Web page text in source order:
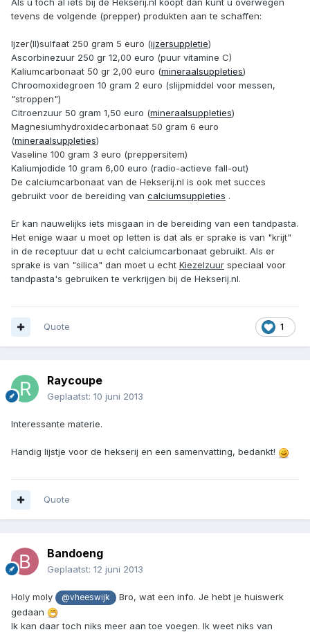
Als u toch al iets bij de Hekserij.nl koopt dan kunt u overwegen
tevens de volgende (prepper) produkten aan te schaffen:
Ijzer(II)sulfaat 250 gram 5 euro (ijzersuppletie)
Ascorbinezuur 250 gr 12,00 euro (puur vitamine C)
Kaliumcarbonaat 50 gr 2,00 euro (mineraalsuppleties)
Chroomoxidegroen 10 gram 2 euro (slijpmiddel voor messen,
"stroppen")
Citroenzuur 50 gram 1,50 euro (mineraalsuppleties)
Magnesiumhydroxidecarbonaat 50 gram 6 euro
(mineraalsuppleties)
Vaseline 100 gram 3 euro (preppersitem)
Kaliumjodide 10 gram 6,00 euro (radio-actieve fall-out)
De calciumcarbonaat van de Hekserij.nl is ook met succes
gebruikt voor de bereiding van calciumsuppleties .
Er kan nauwelijks iets misgaan in de bereiding van een tandpasta.
Het enige waar u moet op letten is dat als er sprake is van "krijt"
in de receptuur dat u echt calciumcarbonaat gebruikt. Als er
sprake is van "silica" dan moet u echt Kiezelzuur speciaal voor
tandpasta's gebruiken te verkrijgen bij de Hekserij.nl.
1
Quote
Raycoupe
Geplaatst: 10 juni 2013
Interessante materie.
Handig lijstje voor de hekserij en een samenvatting, bedankt!
Quote
Bandoeng
Geplaatst: 12 juni 2013
Holy moly @vheeswijk
Bro, wat een info. Je hebt je huiswerk
gedaan
Ik kan daar toch niks meer aan toe voegen. Ik weet niks van